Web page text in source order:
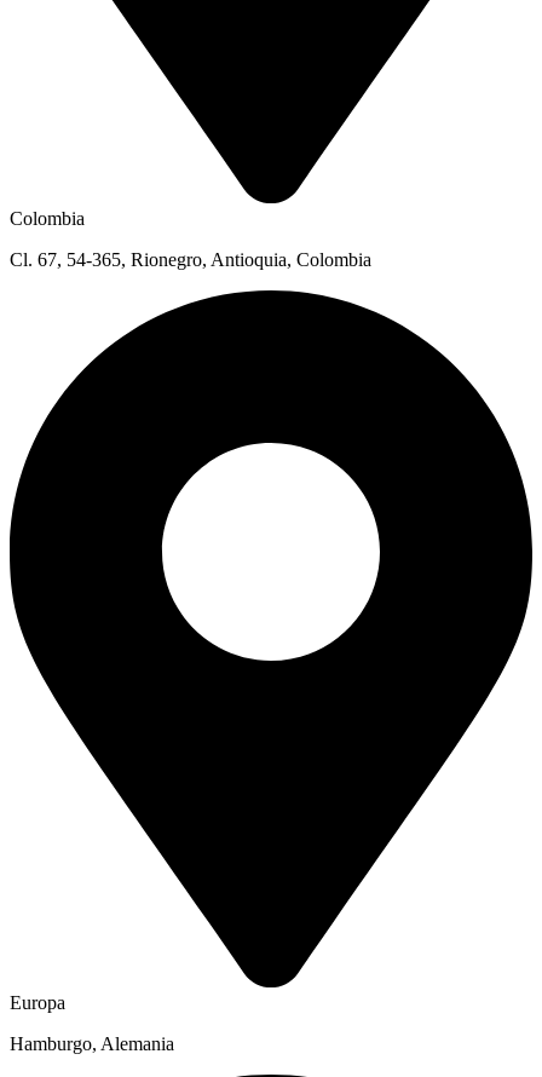
Colombia
Cl. 67, 54-365, Rionegro, Antioquia, Colombia
Europa
Hamburgo, Alemania